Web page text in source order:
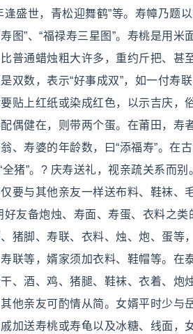
逢盛世，青松迎舞鹤”等。寿幛乃题
图”、“福禄寿三星图”。寿桃是用米
普通蜡烛粗大许多，重约斤把、甚
双数，表示“好事成双”，如一付寿
贴上红纸或染成红色，以示吉庆，
偶健在，则带两个蛋。在莆田，寿
、寿婆的年龄数，曰“添福寿”。在
全猪”。? 庆寿送礼，视亲疏关系而
要与其他亲友一样送布料、鞋袜、
友备炮烛、寿面、寿蛋、衣料之
猪脚、寿联、衣料、烛、炮、蛋等
联等，婿家须加衣料、鞋帽等。在
、酒、鸡、猪腿、鞋袜、衣着、炮
他亲友可酌情从简。女婿平时少与
加送寿桃或寿龟以及冰糖、线面，